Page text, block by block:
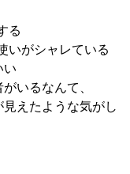
る
いがシャレている
い
いるなんて、
えたような気がし